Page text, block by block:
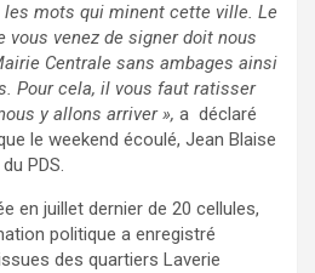
les mots qui minent cette ville. Le
vous venez de signer doit nous
Centrale sans ambages ainsi
Pour cela, il vous faut ratisser
y allons arriver », a déclaré
le weekend écoulé, Jean Blaise
PDS.
en juillet dernier de 20 cellules,
politique a enregistré
des quartiers Laverie